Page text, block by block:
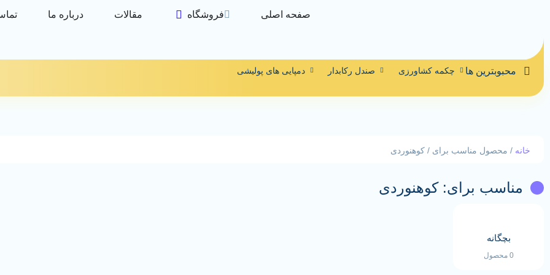
صفحه اصلی فروشگاه مقالات درباره ما
محبوبترین ها چکمه کشاورزی صندل رکابدار دمپایی های پولیشی
خانه / محصول مناسب برای / کوهنوردی
مناسب برای: کوهنوردی
بچگانه
0 محصول